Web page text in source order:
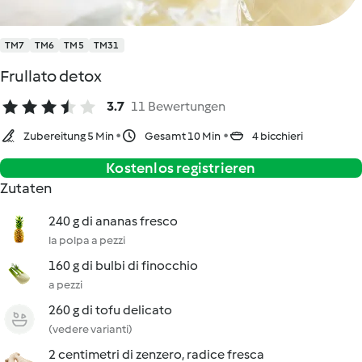
TM7 TM6 TM5 TM31
Frullato detox
3.7 11 Bewertungen
Zubereitung 5 Min Gesamt 10 Min 4 bicchieri
Kostenlos registrieren
Zutaten
240 g di ananas fresco
la polpa a pezzi
160 g di bulbi di finocchio
a pezzi
260 g di tofu delicato
(vedere varianti)
2 centimetri di zenzero, radice fresca